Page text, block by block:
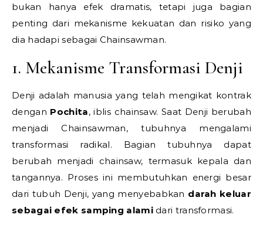
bukan hanya efek dramatis, tetapi juga bagian
penting dari mekanisme kekuatan dan risiko yang
dia hadapi sebagai Chainsawman.
1. Mekanisme Transformasi Denji
Denji adalah manusia yang telah mengikat kontrak
dengan Pochita, iblis chainsaw. Saat Denji berubah
menjadi Chainsawman, tubuhnya mengalami
transformasi radikal. Bagian tubuhnya dapat
berubah menjadi chainsaw, termasuk kepala dan
tangannya. Proses ini membutuhkan energi besar
dari tubuh Denji, yang menyebabkan darah keluar
sebagai efek samping alamidari transformasi.